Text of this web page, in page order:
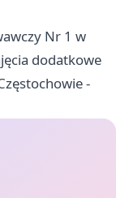
Nr 1 w
dodatkowe
-